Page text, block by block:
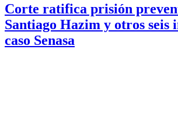
Corte ratifica prisión
Santiago Hazim y otros seis
caso Senasa